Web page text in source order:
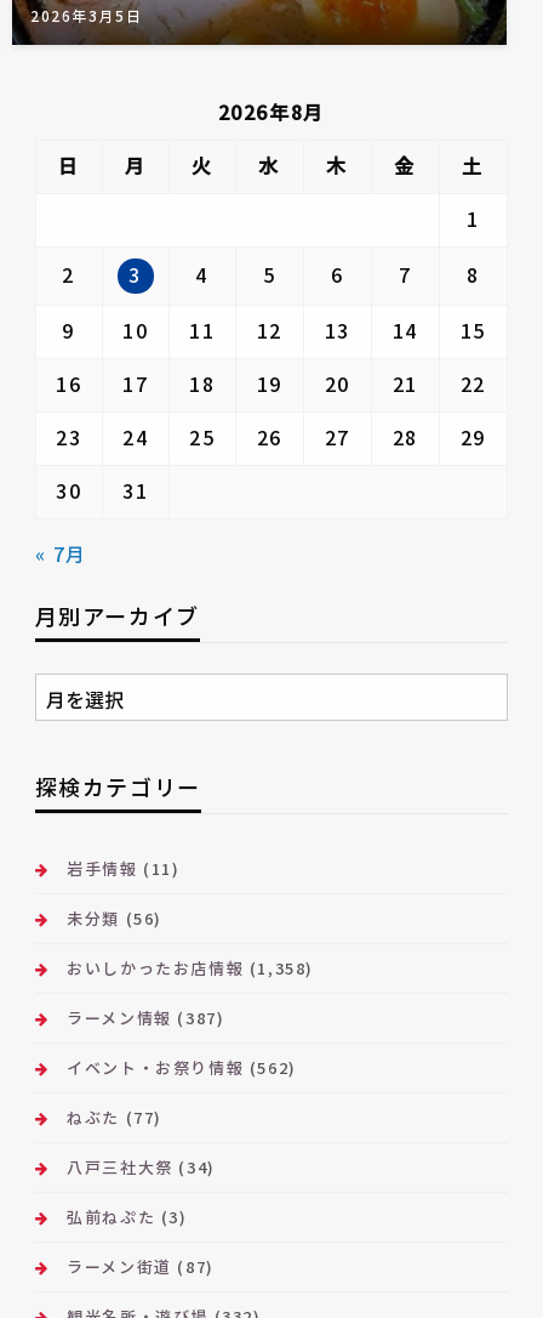
2026年3月5日
2026年8月
日
月 火 水 木 金
土
1
2
3 4 5 6 7
8
9
10 11 12 13 14
15
16
17 18 19 20 21
22
23
24 25 26 27 28
29
30
31
« 7月
月別アーカイブ
月
別
ー
カ
ブ
探検カテゴリー
岩手情報 (11)
未分類 (56)
おいしかったお店情報 (1,358)
ラーメン情報 (387)
イベント・お祭り情報 (562)
ねぶた (77)
八戸三社大祭 (34)
弘前ねぷた (3)
ラーメン街道 (87)